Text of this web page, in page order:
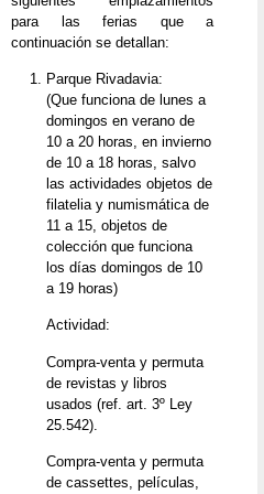
para las ferias que a
continuación se detallan:
Parque Rivadavia:
(Que funciona de lunes a
domingos en verano de
10 a 20 horas, en invierno
de 10 a 18 horas, salvo
las actividades objetos de
filatelia y numismática de
11 a 15, objetos de
colección que funciona
los días domingos de 10
a 19 horas)
Actividad:
Compra-venta y permuta
de revistas y libros
usados (ref. art. 3º Ley
25.542).
Compra-venta y permuta
de cassettes, películas,